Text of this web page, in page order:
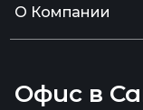
О Компании
Офис в